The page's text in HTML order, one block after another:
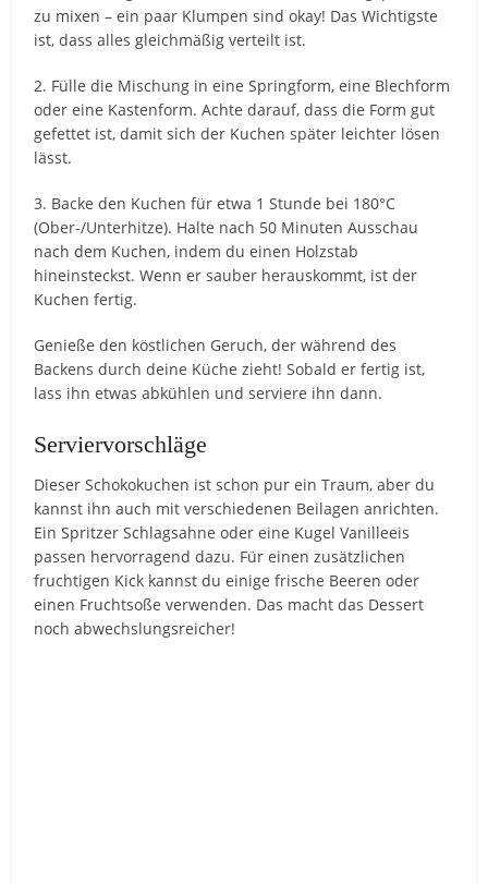
zu mixen – ein paar Klumpen sind okay! Das Wichtigste
ist, dass alles gleichmäßig verteilt ist.
2. Fülle die Mischung in eine Springform, eine Blechform
oder eine Kastenform. Achte darauf, dass die Form gut
gefettet ist, damit sich der Kuchen später leichter lösen
lässt.
3. Backe den Kuchen für etwa 1 Stunde bei 180°C
(Ober-/Unterhitze). Halte nach 50 Minuten Ausschau
nach dem Kuchen, indem du einen Holzstab
hineinsteckst. Wenn er sauber herauskommt, ist der
Kuchen fertig.
Genieße den köstlichen Geruch, der während des
Backens durch deine Küche zieht! Sobald er fertig ist,
lass ihn etwas abkühlen und serviere ihn dann.
Serviervorschläge
Dieser Schokokuchen ist schon pur ein Traum, aber du
kannst ihn auch mit verschiedenen Beilagen anrichten.
Ein Spritzer Schlagsahne oder eine Kugel Vanilleeis
passen hervorragend dazu. Für einen zusätzlichen
fruchtigen Kick kannst du einige frische Beeren oder
einen Fruchtsoße verwenden. Das macht das Dessert
noch abwechslungsreicher!